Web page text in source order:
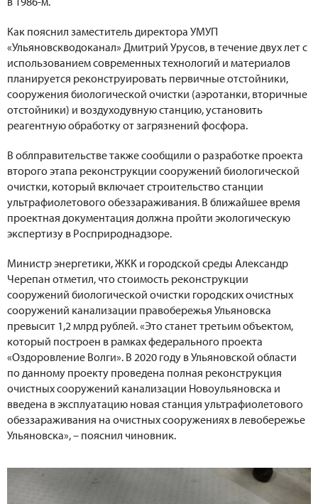
Как пояснил заместитель директора УМУП
«Ульяновскводоканал» Дмитрий Урусов, в течение двух лет с
использованием современных технологий и материалов
планируется реконструировать первичные отстойники,
сооружения биологической очистки (аэротанки, вторичные
отстойники) и воздуходувную станцию, установить
реагентную обработку от загрязнений фосфора.
В облправительстве также сообщили о разработке проекта
второго этапа реконструкции сооружений биологической
очистки, который включает строительство станции
ультрафиолетового обеззараживания. В ближайшее время
проектная документация должна пройти экологическую
экспертизу в Росприроднадзоре.
Министр энергетики, ЖКК и городской среды Александр
Черепан отметил, что стоимость реконструкции
сооружений биологической очистки городских очистных
сооружений канализации правобережья Ульяновска
превысит 1,2 млрд рублей. «Это станет третьим объектом,
который построен в рамках федерального проекта
«Оздоровление Волги». В 2020 году в Ульяновской области
по данному проекту проведена полная реконструкция
очистных сооружений канализации Новоульяновска и
введена в эксплуатацию новая станция ультрафиолетового
обеззараживания на очистных сооружениях в левобережье
Ульяновска», – пояснил чиновник.